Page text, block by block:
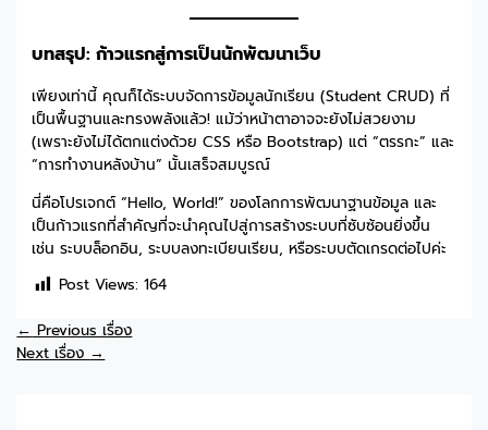
บทสรุป: ก้าวแรกสู่การเป็นนักพัฒนาเว็บ
เพียงเท่านี้ คุณก็ได้ระบบจัดการข้อมูลนักเรียน (Student CRUD) ที่
เป็นพื้นฐานและทรงพลังแล้ว! แม้ว่าหน้าตาอาจจะยังไม่สวยงาม
(เพราะยังไม่ได้ตกแต่งด้วย CSS หรือ Bootstrap) แต่ “ตรรกะ” และ
“การทำงานหลังบ้าน” นั้นเสร็จสมบูรณ์
นี่คือโปรเจกต์ “Hello, World!” ของโลกการพัฒนาฐานข้อมูล และ
เป็นก้าวแรกที่สำคัญที่จะนำคุณไปสู่การสร้างระบบที่ซับซ้อนยิ่งขึ้น
เช่น ระบบล็อกอิน, ระบบลงทะเบียนเรียน, หรือระบบตัดเกรดต่อไปค่ะ
Post Views: 164
← Previous เรื่อง
Next เรื่อง →